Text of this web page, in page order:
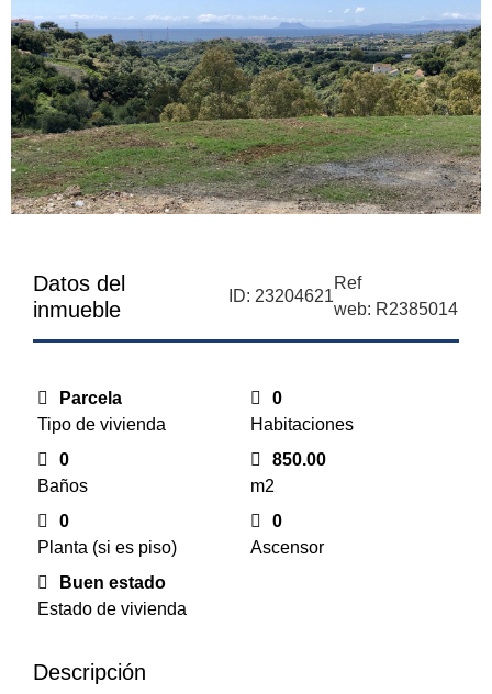
Datos del
inmueble
ID: 23204621
Ref
web: R2385014
Parcela
Tipo de vivienda
0
Habitaciones
0
Baños
850.00
m2
0
Planta (si es piso)
0
Ascensor
Buen estado
Estado de vivienda
Descripción